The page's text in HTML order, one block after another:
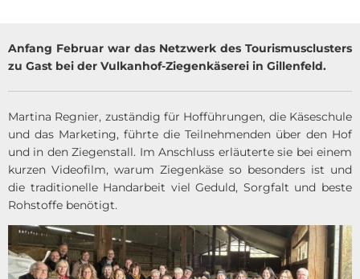
Anfang Februar war das Netzwerk des Tourismusclusters
zu Gast bei der Vulkanhof-Ziegenkäserei in Gillenfeld.
Martina Regnier, zuständig für Hofführungen, die Käseschule
und das Marketing, führte die Teilnehmenden über den Hof
und in den Ziegenstall. Im Anschluss erläuterte sie bei einem
kurzen Videofilm, warum Ziegenkäse so besonders ist und
die traditionelle Handarbeit viel Geduld, Sorgfalt und beste
Rohstoffe benötigt.